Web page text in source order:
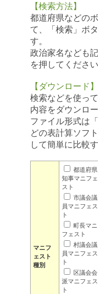
【検索方法】
都道府県などの
て、「検索」ボ
す。
政治家名なども
を押してください
【ダウンロード】
検索などを使っ
内容をダウンロ
ファイル形式は
どの表計算ソフ
して簡単に比較
マニフ
ェスト
種別
都道府県
知事マニフェ
スト
市議会議
員マニフェス
ト
町長マニ
フェスト
村議会議
員マニフェス
ト
区議会会
派マニフェス
ト